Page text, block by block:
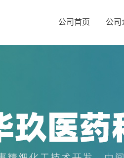
公司首页 公司